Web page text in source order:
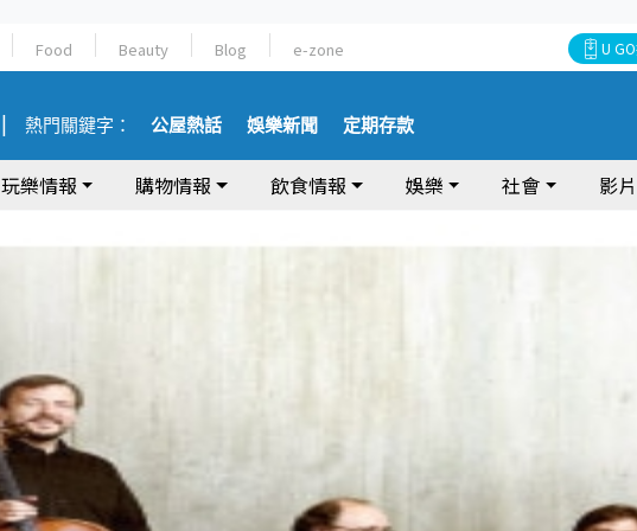
Food Beauty Blog e-zone U
熱門關鍵字： 公屋熱話 娛樂新聞 定期存款
玩樂情報 購物情報 飲食情報 娛樂 社會 影